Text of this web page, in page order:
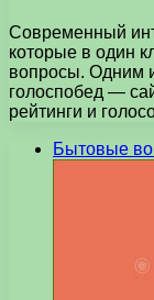
Современный
которые в один
вопросы. Одним
голоспобед —
рейтинги и
Бытовые